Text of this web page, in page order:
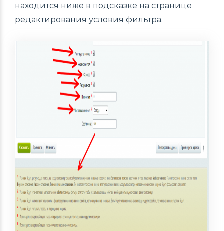
находится ниже в подсказке на странице
редактирования условия фильтра.